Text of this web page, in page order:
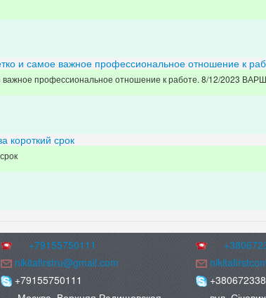
и самое важное профессиональное отношение к
важное профессиональное отношение к работе. 8/12/2023
короткий срок
+79155750111
nikitafirstru@gmail.com
+79155750111